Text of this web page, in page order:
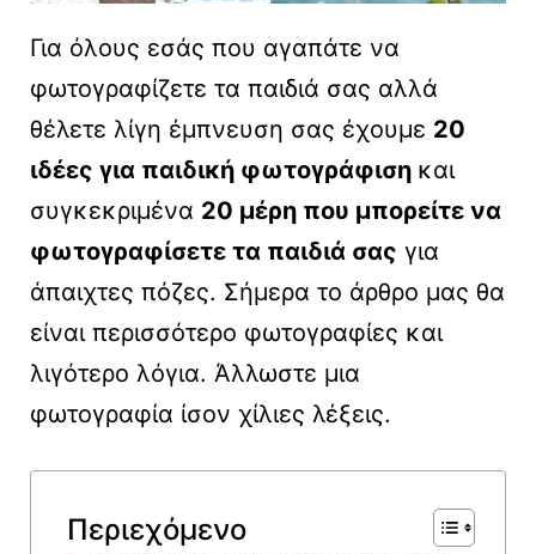
Για όλους εσάς που αγαπάτε να
φωτογραφίζετε τα παιδιά σας αλλά
θέλετε λίγη έμπνευση σας έχουμε 20
ιδέες για παιδική φωτογράφιση και
συγκεκριμένα 20 μέρη που μπορείτε να
φωτογραφίσετε τα παιδιά σας για
άπαιχτες πόζες. Σήμερα το άρθρο μας θα
είναι περισσότερο φωτογραφίες και
λιγότερο λόγια. Άλλωστε μια
φωτογραφία ίσον χίλιες λέξεις.
Περιεχόμενο